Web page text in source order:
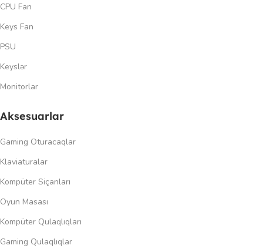
CPU Fan
Keys Fan
PSU
Keyslər
Monitorlar
Aksesuarlar
Gaming Oturacaqlar
Klaviaturalar
Kompüter Siçanları
Oyun Masası
Kompüter Qulaqlıqları
Gaming Qulaqlıqlar